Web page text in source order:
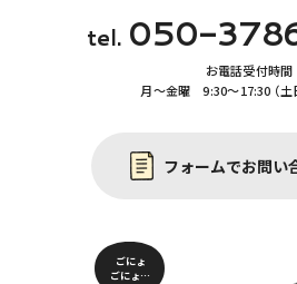
tel. 050-
お電話受付時間
月〜金曜 9:30〜17:30 （土
フォームでお問い
ごにょ
ごにょ…